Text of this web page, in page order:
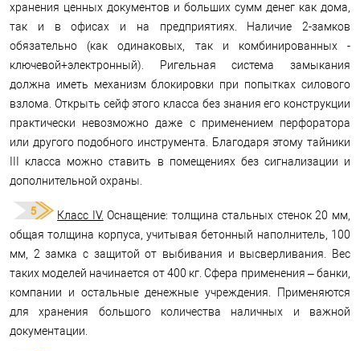
хранения ценных документов и больших сумм денег как дома,
так и в офисах и на предприятиях. Наличие 2-замков
обязательно (как одинаковых, так и комбинированных -
ключевой+электронный). Ригельная система замыкания
должна иметь механизм блокировки при попытках силового
взлома. Открыть сейф этого класса без знания его конструкции
практически невозможно даже с применением перфоратора
или другого подобного инструмента. Благодаря этому тайники
III класса можно ставить в помещениях без сигнализации и
дополнительной охраны.
Класс IV. Оснащение: толщина стальных стенок 20 мм,
общая толщина корпуса, учитывая бетонный наполнитель, 100
мм, 2 замка с защитой от выбивания и высверливания. Вес
таких моделей начинается от 400 кг. Сфера применения – банки,
компании и остальные денежные учреждения. Применяются
для хранения большого количества наличных и важной
документации.